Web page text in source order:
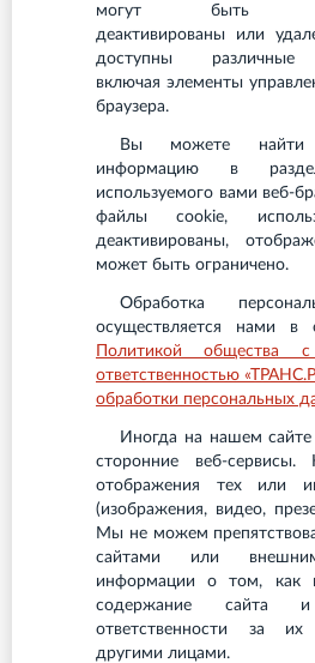
могут быть
деактивированы или
доступны различные
включая элементы
браузера.
Вы можете найти необходимую
информацию в
используемого вами веб-
файлы cookie,
деактивированы,
может быть ограничено.
Обработка персональных данных
осуществляется нами в
Политикой общества с
ответственностью
обработки персональных
Иногда на нашем сайте мы используем
сторонние веб-
отображения тех или
(изображения, видео,
Мы не можем
сайтами или
информации о том, как
содержание сайта
ответственности за их
другими лицами.